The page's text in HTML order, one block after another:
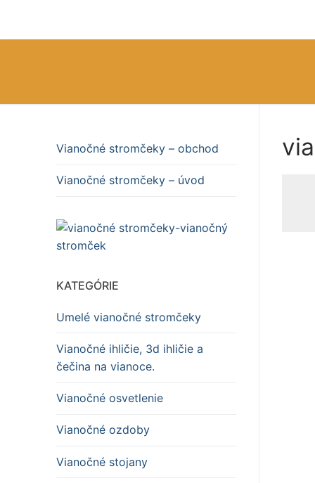
obsah
Vianočné stromčeky – obchod
Vianočné stromčeky – úvod
KATEGÓRIE
Umelé vianočné stromčeky
Vianočné ihličie, 3d ihličie a
čečina na vianoce.
Vianočné osvetlenie
Vianočné ozdoby
Vianočné stojany